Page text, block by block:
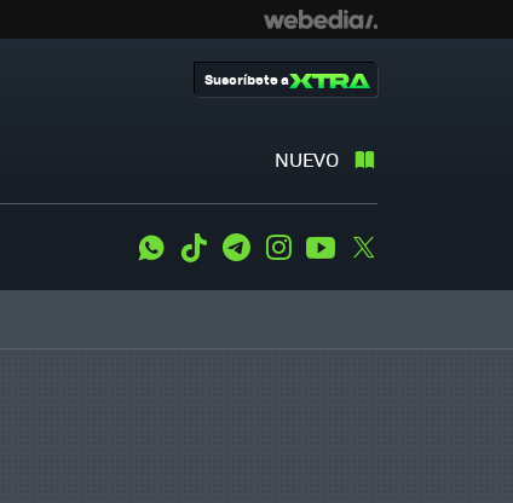
NUEVO
Suscríbete a
WhatsApp
Tiktok TelegramInstagramYoutube